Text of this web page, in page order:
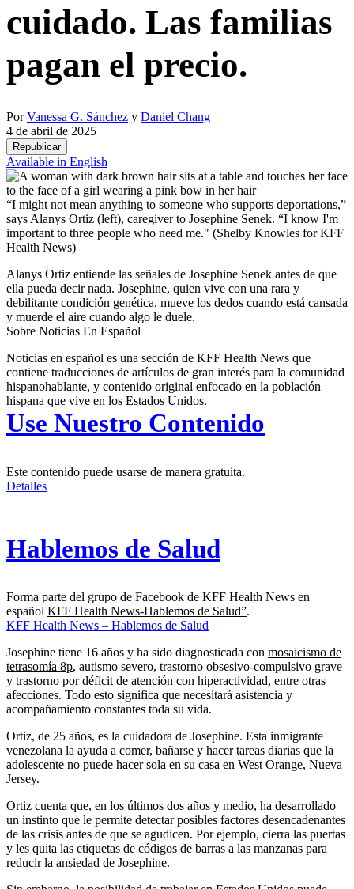
cuidado. Las familias
pagan el precio.
PorVanessa G. Sánchez y Daniel Chang
4 de abril de 2025
Republicar
Available in English
“I might not mean anything to someone who supports deportations,”
says Alanys Ortiz (left), caregiver to Josephine Senek. “I know I'm
important to three people who need me." (Shelby Knowles for KFF
Health News)
Alanys Ortiz entiende las señales de Josephine Senek antes de que
ella pueda decir nada. Josephine, quien vive con una rara y
debilitante condición genética, mueve los dedos cuando está cansada
y muerde el aire cuando algo le duele.
Sobre Noticias En Español
Noticias en español es una sección de KFF Health News que
contiene traducciones de artículos de gran interés para la comunidad
hispanohablante, y contenido original enfocado en la población
hispana que vive en los Estados Unidos.
Use Nuestro Contenido
Este contenido puede usarse de manera gratuita.
Detalles
Hablemos de Salud
Forma parte del grupo de Facebook de KFF Health News en
español KFF Health News-Hablemos de Salud”.
KFF Health News – Hablemos de Salud
Josephine tiene 16 años y ha sido diagnosticada con mosaicismo de
tetrasomía 8p, autismo severo, trastorno obsesivo-compulsivo grave
y trastorno por déficit de atención con hiperactividad, entre otras
afecciones. Todo esto significa que necesitará asistencia y
acompañamiento constantes toda su vida.
Ortiz, de 25 años, es la cuidadora de Josephine. Esta inmigrante
venezolana la ayuda a comer, bañarse y hacer tareas diarias que la
adolescente no puede hacer sola en su casa en West Orange, Nueva
Jersey.
Ortiz cuenta que, en los últimos dos años y medio, ha desarrollado
un instinto que le permite detectar posibles factores desencadenantes
de las crisis antes de que se agudicen. Por ejemplo, cierra las puertas
y les quita las etiquetas de códigos de barras a las manzanas para
reducir la ansiedad de Josephine.